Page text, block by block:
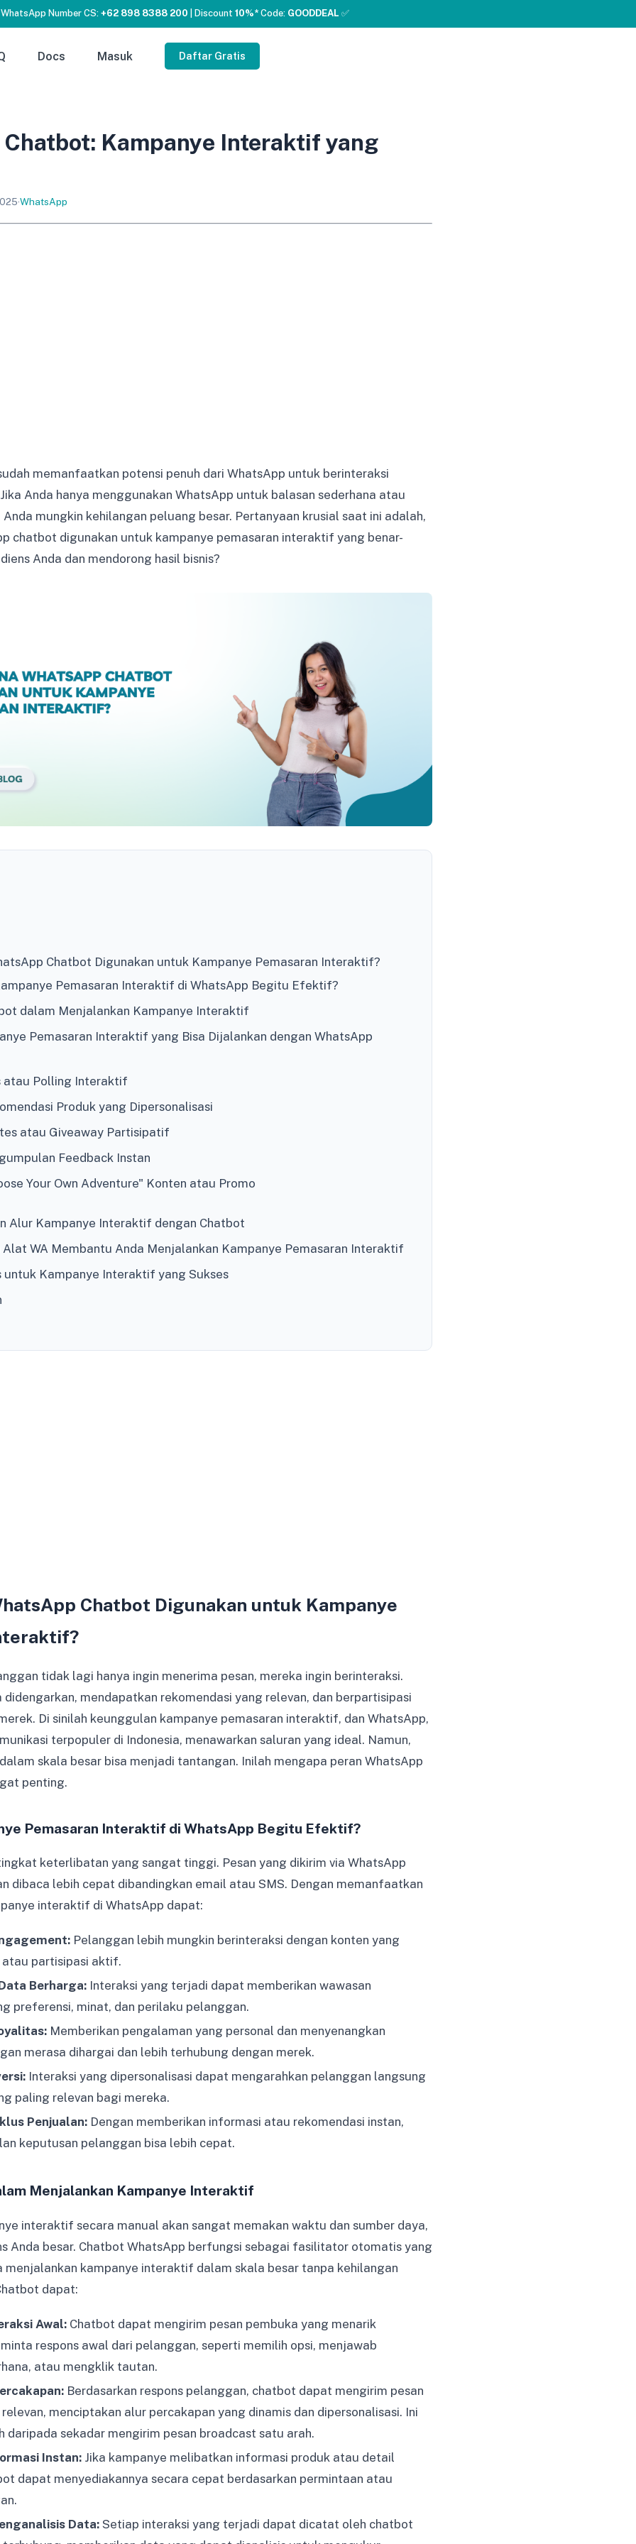
Number CS: +62 898 8388 200 | Discount 10%* Code: GOODDEAL ✅
Docs Masuk Daftar Gratis
Kampanye Interaktif yang
·WhatsApp
memanfaatkan potensi penuh dari WhatsApp untuk berinteraksi
Anda hanya menggunakan WhatsApp untuk balasan sederhana atau
mungkin kehilangan peluang besar. Pertanyaan krusial saat ini adalah,
chatbot digunakan untuk kampanye pemasaran interaktif yang benar-
Anda dan mendorong hasil bisnis?
Chatbot Digunakan untuk Kampanye Pemasaran Interaktif?
Pemasaran Interaktif di WhatsApp Begitu Efektif?
dalam Menjalankan Kampanye Interaktif
Pemasaran Interaktif yang Bisa Dijalankan dengan WhatsApp
atau Polling Interaktif
Produk yang Dipersonalisasi
atau Giveaway Partisipatif
Feedback Instan
Your Own Adventure" Konten atau Promo
Alur Kampanye Interaktif dengan Chatbot
Alat WA Membantu Anda Menjalankan Kampanye Pemasaran Interaktif
untuk Kampanye Interaktif yang Sukses
Chatbot Digunakan untuk Kampanye
tidak lagi hanya ingin menerima pesan, mereka ingin berinteraksi.
didengarkan, mendapatkan rekomendasi yang relevan, dan berpartisipasi
Di sinilah keunggulan kampanye pemasaran interaktif, dan WhatsApp,
terpopuler di Indonesia, menawarkan saluran yang ideal. Namun,
skala besar bisa menjadi tantangan. Inilah mengapa peran WhatsApp
penting.
Pemasaran Interaktif di WhatsApp Begitu Efektif?
keterlibatan yang sangat tinggi. Pesan yang dikirim via WhatsApp
dibaca lebih cepat dibandingkan email atau SMS. Dengan memanfaatkan
interaktif di WhatsApp dapat:
Pelanggan lebih mungkin berinteraksi dengan konten yang
atau partisipasi aktif.
Berharga: Interaksi yang terjadi dapat memberikan wawasan
preferensi, minat, dan perilaku pelanggan.
Memberikan pengalaman yang personal dan menyenangkan
merasa dihargai dan lebih terhubung dengan merek.
Interaksi yang dipersonalisasi dapat mengarahkan pelanggan langsung
paling relevan bagi mereka.
Penjualan: Dengan memberikan informasi atau rekomendasi instan,
keputusan pelanggan bisa lebih cepat.
Menjalankan Kampanye Interaktif
interaktif secara manual akan sangat memakan waktu dan sumber daya,
Anda besar. Chatbot WhatsApp berfungsi sebagai fasilitator otomatis yang
menjalankan kampanye interaktif dalam skala besar tanpa kehilangan
dapat:
Awal: Chatbot dapat mengirim pesan pembuka yang menarik
respons awal dari pelanggan, seperti memilih opsi, menjawab
atau mengklik tautan.
Berdasarkan respons pelanggan, chatbot dapat mengirim pesan
menciptakan alur percakapan yang dinamis dan dipersonalisasi. Ini
daripada sekadar mengirim pesan broadcast satu arah.
Instan: Jika kampanye melibatkan informasi produk atau detail
dapat menyediakannya secara cepat berdasarkan permintaan atau
Data: Setiap interaksi yang terjadi dapat dicatat oleh chatbot